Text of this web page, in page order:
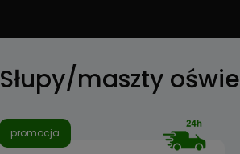
Słupy/maszty
promocja